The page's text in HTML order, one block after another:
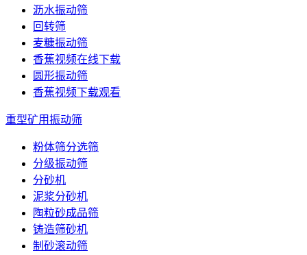
沥水振动筛
回转筛
麦糠振动筛
香蕉视频在线下载
圆形振动筛
香蕉视频下载观看
重型矿用振动筛
粉体筛分选筛
分级振动筛
分砂机
泥浆分砂机
陶粒砂成品筛
铸造筛砂机
制砂滚动筛